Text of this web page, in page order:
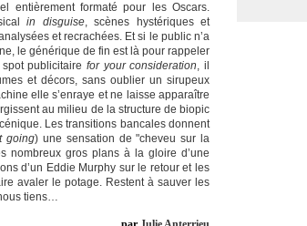
entièrement formaté pour les Oscars.
in disguise, scènes hystériques et
et recrachées. Et si le public n’a
le générique de fin est là pour rappeler
publicitaire for your consideration, il
et décors, sans oublier un sirupeux
elle s’enraye et ne laisse apparaître
au milieu de la structure de biopic
Les transitions bancales donnent
going) une sensation de "cheveu sur la
nombreux gros plans à la gloire d’une
d’un Eddie Murphy sur le retour et les
avaler le potage. Restent à sauver les
tiens…